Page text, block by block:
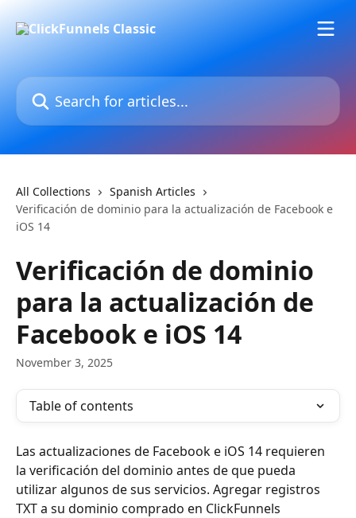
Search for articles...
All Collections
Spanish Articles
Verificación de dominio para la actualización de Facebook e
iOS 14
Verificación de dominio
para la actualización de
Facebook e iOS 14
November 3, 2025
Table of contents
Las actualizaciones de Facebook e iOS 14 requieren
la verificación del dominio antes de que pueda
utilizar algunos de sus servicios. Agregar registros
TXT a su dominio comprado en ClickFunnels